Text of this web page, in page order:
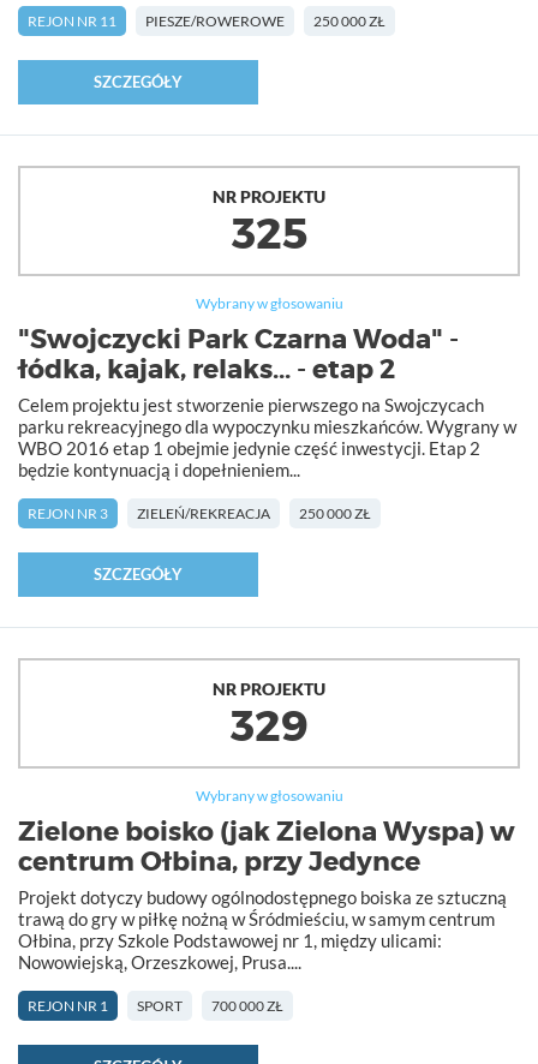
REJON NR 11 PIESZE/ROWEROWE 250 000 ZŁ
SZCZEGÓŁY
NR PROJEKTU
325
Wybrany w głosowaniu
"Swojczycki Park Czarna Woda" -
łódka, kajak, relaks... - etap 2
Celem projektu jest stworzenie pierwszego na Swojczycach
parku rekreacyjnego dla wypoczynku mieszkańców. Wygrany w
WBO 2016 etap 1 obejmie jedynie część inwestycji. Etap 2
będzie kontynuacją i dopełnieniem...
REJON NR 3 ZIELEŃ/REKREACJA 250 000 ZŁ
SZCZEGÓŁY
NR PROJEKTU
329
Wybrany w głosowaniu
Zielone boisko (jak Zielona Wyspa) w
centrum Ołbina, przy Jedynce
Projekt dotyczy budowy ogólnodostępnego boiska ze sztuczną
trawą do gry w piłkę nożną w Śródmieściu, w samym centrum
Ołbina, przy Szkole Podstawowej nr 1, między ulicami:
Nowowiejską, Orzeszkowej, Prusa....
REJON NR 1 SPORT 700 000 ZŁ